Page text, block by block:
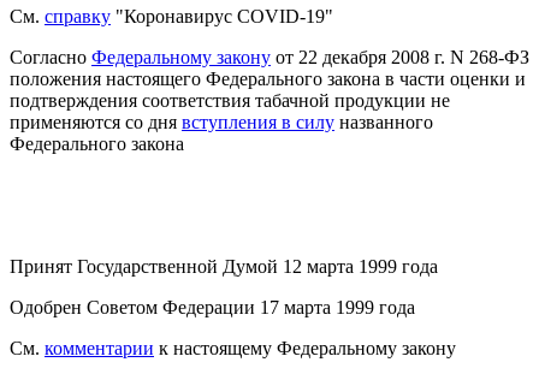
См. справку "Коронавирус COVID-19"
Согласно Федеральному закону от 22 декабря 2008 г. N 268-ФЗ
положения настоящего Федерального закона в части оценки и
подтверждения соответствия табачной продукции не
применяются со дня вступления в силу названного
Федерального закона
Принят Государственной Думой 12 марта 1999 года
Одобрен Советом Федерации 17 марта 1999 года
См. комментарии к настоящему Федеральному закону